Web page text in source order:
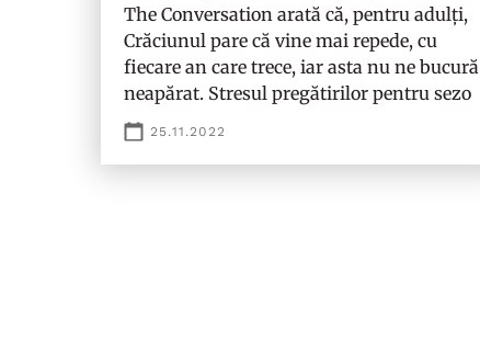
The Conversation arată că, pentru adulți,
Crăciunul pare că vine mai repede, cu
fiecare an care trece, iar asta nu ne bucură
neapărat. Stresul pregătirilor pentru sezo
25.11.2022